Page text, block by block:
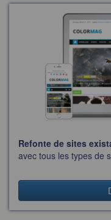
Refonte de sites
avec tous les types de